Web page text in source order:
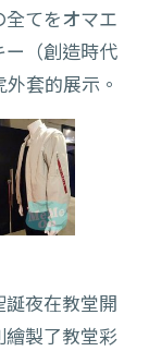
てをオマエ
（創造時代
套的展示。
誕夜在教堂開
製了教堂彩